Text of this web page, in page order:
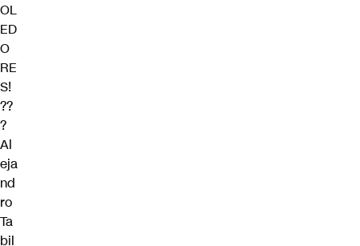
OL
ED
O
RE
S!
??
?
Al
eja
nd
ro
Ta
bil